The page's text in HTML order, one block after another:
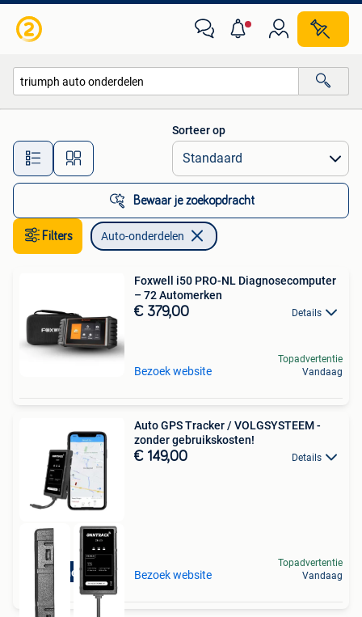
Alle afstanden…
Sorteer op
Bewaar je zoekopdracht
Filters Auto-onderdelen
Foxwell i50 PRO-NL Diagnosecomputer
– 72 Automerken
€ 379,00 Details
Bezoek website
Topadvertentie
Vandaag
Lifetime gratis
Auto GPS Tracker / VOLGSYSTEEM -
zonder gebruikskosten!
€ 149,00 Details
Bezoek website
Topadvertentie
Vandaag